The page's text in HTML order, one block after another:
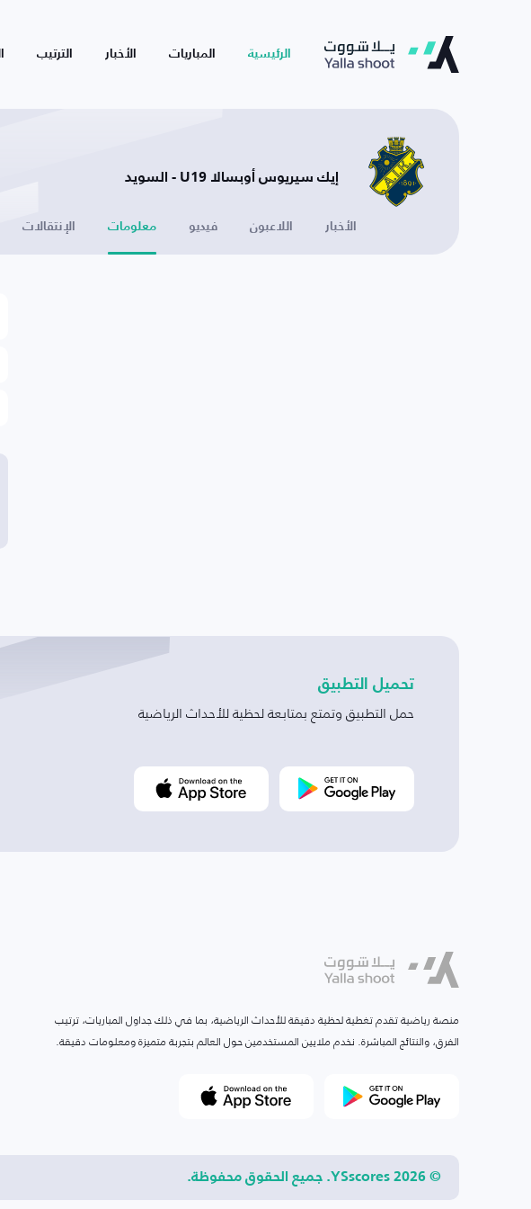
الرئيسية المباريات الأخبار الترتيب
إيك سيريوس أوبسالا U19 - السويد
الأخبار اللاعبون فيديو معلومات الإنتقالات
تحميل التطبيق
حمل التطبيق وتمتع بمتابعة لحظية للأحداث الرياضية
منصة رياضية تقدم تغطية لحظية دقيقة للأحداث الرياضية، بما في ذلك جداول المباريات، ترتيب
الفرق، والنتائج المباشرة. نخدم ملايين المستخدمين حول العالم بتجربة متميزة ومعلومات دقيقة.
© 2026 YSscores. جميع الحقوق محفوظة.